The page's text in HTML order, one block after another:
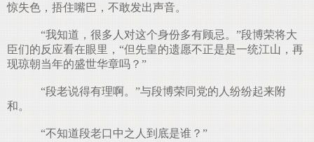
惊失色，捂住嘴巴，不敢发出声音。
“我知道，很多人对这个身份多有顾忌。”段博荣将大
臣们的反应看在眼里，“但先皇的遗愿不正是是一统江山，再
现琼朝当年的盛世华章吗？”
“段老说得有理啊。”与段博荣同党的人纷纷起来附
和。
“不知道段老口中之人到底是谁？”